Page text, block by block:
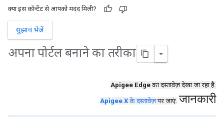
क्या इस कॉन्टेंट से आपको मदद मिली?
सुझाव भेजें
अपना पोर्टल बनाने का तरीका
Apigee Edge का दस्तावेज़ देखा जा रहा है.
Apigee X के दस्तावेज़पर जाएं. जानकारी